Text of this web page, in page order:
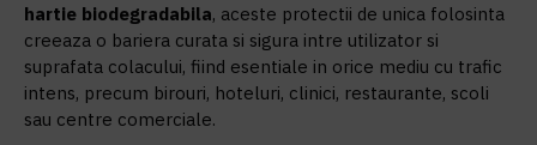
hartie biodegradabila, aceste protectii de unica folosinta
creeaza o bariera curata si sigura intre utilizator si
suprafata colacului, fiind esentiale in orice mediu cu trafic
intens, precum birouri, hoteluri, clinici, restaurante, scoli
sau centre comerciale.